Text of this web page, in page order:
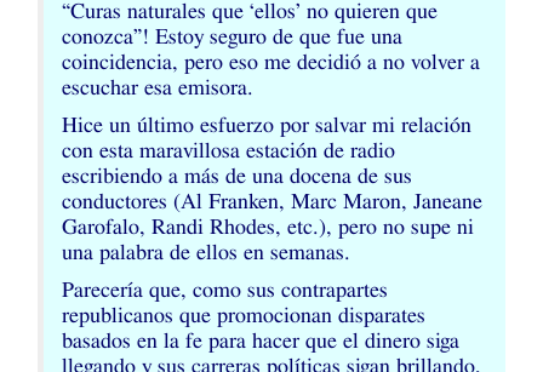
“Curas naturales que ‘ellos’ no quieren que
conozca”! Estoy seguro de que fue una
coincidencia, pero eso me decidió a no volver a
escuchar esa emisora.
Hice un último esfuerzo por salvar mi relación
con esta maravillosa estación de radio
escribiendo a más de una docena de sus
conductores (Al Franken, Marc Maron, Janeane
Garofalo, Randi Rhodes, etc.), pero no supe ni
una palabra de ellos en semanas.
Parecería que, como sus contrapartes
republicanos que promocionan disparates
basados en la fe para hacer que el dinero siga
llegando y sus carreras políticas sigan brillando,